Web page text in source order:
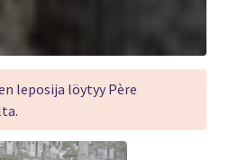
leposija löytyy Père